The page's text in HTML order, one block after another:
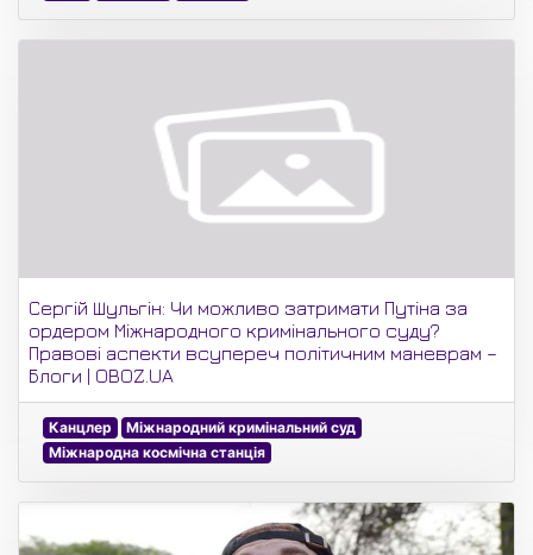
Сергій Шульгін: Чи можливо затримати Путіна за
ордером Міжнародного кримінального суду?
Правові аспекти всупереч політичним маневрам –
Блоги | OBOZ.UA
Канцлер
Міжнародний кримінальний суд
Міжнародна космічна станція